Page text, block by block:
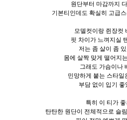
원단부터 마감까지
기본티인데도 확실히 고급
모델컷이랑 쥔장컷
핏 차이가 느껴지실
저는 좀 살이 좀
몸에 살짝 맞게 떨어지
그래도 가슴이나
민망하게 붙는 스타일
부담 없이 입기 좋
특히 이 티가 좋
탄탄한 원단이 전체적으로 슬